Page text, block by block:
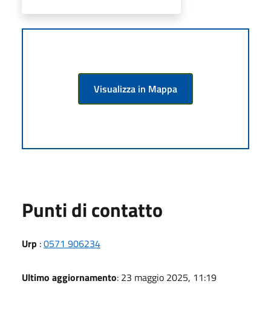
Visualizza in Mappa
Punti di contatto
Urp :0571 906234
Ultimo aggiornamento: 23 maggio 2025, 11:19